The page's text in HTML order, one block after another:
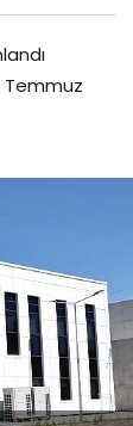
Temmuz